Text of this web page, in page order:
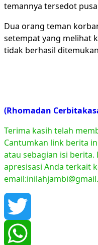
temannya tersedot
Dua orang teman
setempat yang melihat
tidak berhasil
(Rhomadan
Terima kasih telah
Cantumkan link berita
atau sebagian isi
apresisasi Anda terkait
Twitter